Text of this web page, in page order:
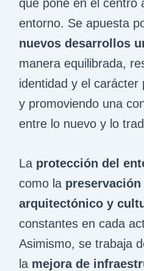
que pone en el centro
entorno. Se apuesta
nuevos desarrollos
manera equilibrada,
identidad y el carácter
y promoviendo una
entre lo nuevo y lo
La protección del
como la
arquitectónico y
constantes en cada
Asimismo, se trabaja
la mejora de